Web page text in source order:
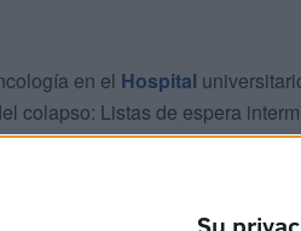
en el Hospital
colapso: Listas de espera
y el personal sanitario
que no podemos perder el
autor de esta petición.